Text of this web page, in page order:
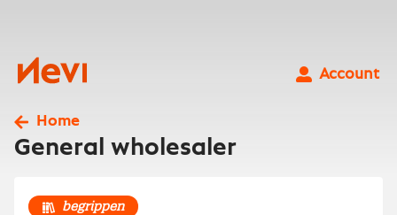
Nevi
Account
Home
General wholesaler
begrippen